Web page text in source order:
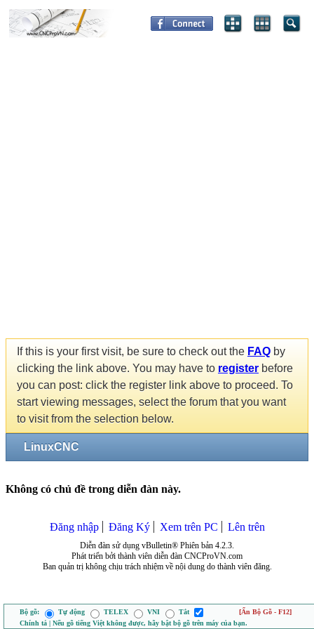
If this is your first visit, be sure to check out the FAQ by
clicking the link above. You may have to register before
you can post: click the register link above to proceed. To
start viewing messages, select the forum that you want
to visit from the selection below.
LinuxCNC
Không có chủ đề trong diễn đàn này.
Đăng nhập Đăng Ký Xem trên PC Lên trên
Diễn đàn sử dụng vBulletin® Phiên bản 4.2.3.
Phát triển bởi thành viên diễn đàn CNCProVN.com
Ban quản trị không chịu trách nhiệm về nội dung do thành viên đăng.
Bộ gõ: Tự động TELEX VNI Tắt
[Ẩn Bộ Gõ - F12]
Chính tả | Nếu gõ tiếng Việt không được, hãy bật bộ gõ trên máy của bạn.